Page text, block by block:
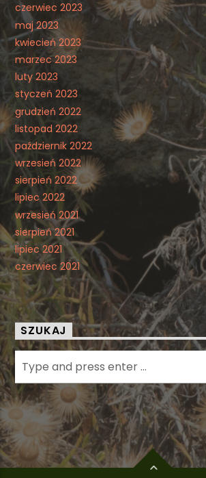
czerwiec 2023
maj 2023
kwiecień 2023
marzec 2023
luty 2023
styczeń 2023
grudzień 2022
listopad 2022
październik 2022
wrzesień 2022
sierpień 2022
lipiec 2022
wrzesień 2021
sierpień 2021
lipiec 2021
czerwiec 2021
SZUKAJ